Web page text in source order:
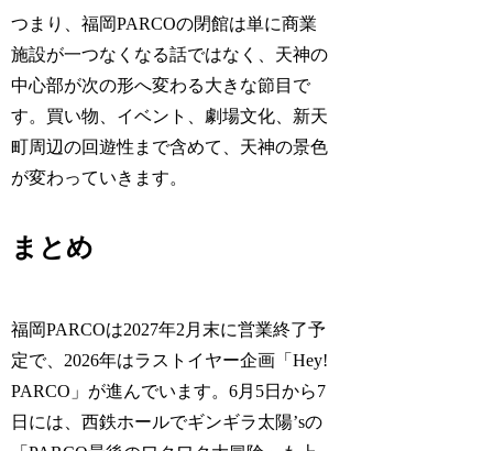
つまり、福岡PARCOの閉館は単に商業
施設が一つなくなる話ではなく、天神の
中心部が次の形へ変わる大きな節目で
す。買い物、イベント、劇場文化、新天
町周辺の回遊性まで含めて、天神の景色
が変わっていきます。
まとめ
福岡PARCOは2027年2月末に営業終了予
定で、2026年はラストイヤー企画「Hey!
PARCO」が進んでいます。6月5日から7
日には、西鉄ホールでギンギラ太陽’sの